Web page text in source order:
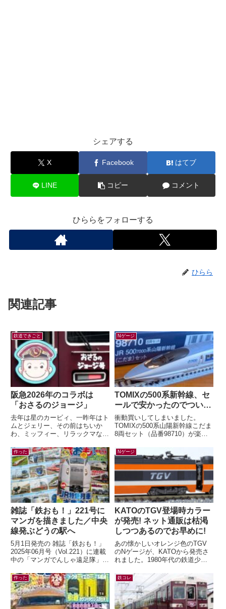
シェアする
X Facebook はてブ
LINE コピー コメント
ひららをフォローする
ひらら
関連記事
鉄道できごと
阪急2026年のコラボは
「おさるのジョージ」
去年は星のカービィ、一昨年はト
ムとジェリー、その前はちいか
わ、ミッフィー、リラックマなど
った有名キャラクターと阪急電車
のコラボレー...
Nゲージ
TOMIXの500系新幹線、セ
ールで安かったのでつい…
衝動買いしてしまいました。
TOMIXの500系山陽新幹線こだま
8両セット（品番98710）が楽天
うぞ買うぞと思っていたのに「今
は...
作った
雑誌「鉄おも！」221号に
マンガを描きました／中央
線発ぶどうの駅へ
5月1日発売の 雑誌「鉄おも！」
2025年06月号（Vol.221）に連載
中の「マンガでんしゃ遠足隊」最
線発！まいごの快速とぶどう...
Nゲージ
KATOのTGV登場時カラー
が発売! ネット通販は枯渇
しつつあるのでお早めに!
あの懐かしいオレンジ色のTGV
のNゲージが、KATOから発売さ
れました。1980年代の鉄道少年
ったのが、この初代TGV。フラ
ンスの...
作った 鉄コレ